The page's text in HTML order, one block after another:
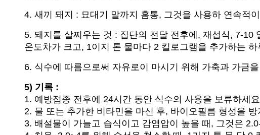
4. 새끼 돼지 : 묘대기 말까지 홈통, 그것을 사용하 연속적
5. 돼지를 살찌우는 것 : 집단의 전달 전후에, 재섭식, 7-10
온도차가 크고, 1이지 톤 물마다 2 킬로그램을 추가하는
6. 식수에 따름으로써 자유로이 마시기 위해 가축과 가금
5) 기록 :
1. 예방접종 전후에 24시간 동안 식수의 사용을 보류하세
2. 물 또는 추가한 비타민을 마신 후, 바이오필름 형성을
3. 배설물이 가늘고 습식이고 감염압이 높을 때, 그것은